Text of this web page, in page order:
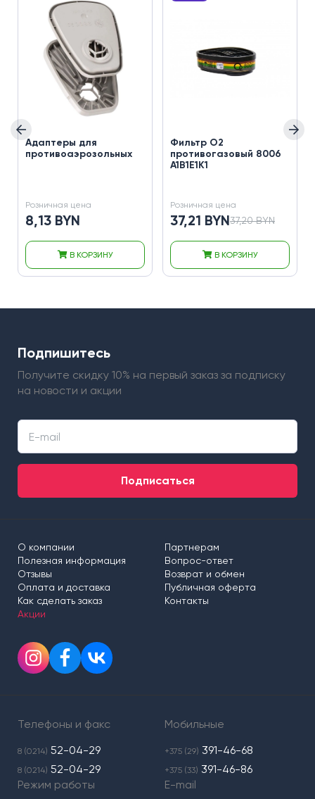
Адаптеры для
противоаэрозольных
Розничная цена
8,13 BYN
В КОРЗИНУ
Фильтр О2
противогазовый 8006
A1В1Е1К1
Розничная цена
37,21 BYN37,20 BYN
В КОРЗИНУ
Подпишитесь
Получите скидку 10% на первый заказ за подписку
на новости и акции
Подписаться
О компании
Партнерам
Полезная информация
Вопрос-ответ
Отзывы
Возврат и обмен
Оплата и доставка
Публичная оферта
Как сделать заказ
Контакты
Акции
Телефоны и факс
8 (0214) 52-04-29
8 (0214) 52-04-29
Мобильные
+375 (29) 391-46-68
+375 (33) 391-46-86
Режим работы
E-mail